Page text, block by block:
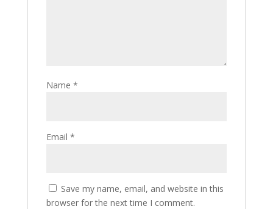
Name *
Email *
Save my name, email, and website in this
browser for the next time I comment.